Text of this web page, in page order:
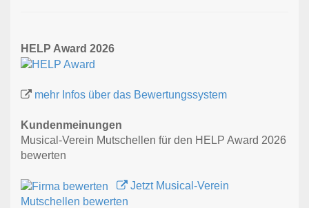
HELP Award 2026
mehr Infos über das Bewertungssystem
Kundenmeinungen
Musical-Verein Mutschellen für den HELP Award 2026
bewerten
Jetzt Musical-Verein
Mutschellen bewerten